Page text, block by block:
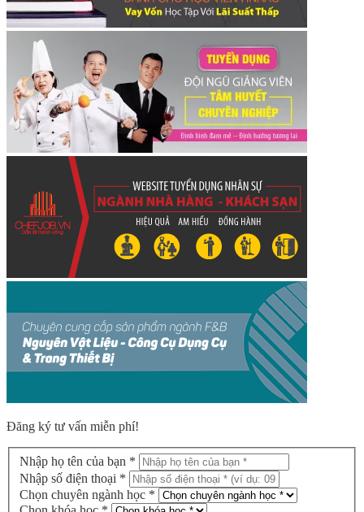
Đăng ký tư vấn miễn phí!
Nhập họ tên của bạn *
Nhập số điện thoại *
Chọn chuyên ngành học *